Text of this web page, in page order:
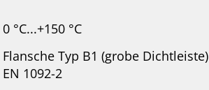
0 °C...+150 °C
Flansche Typ B1 (grobe Dichtleiste)
EN 1092-2